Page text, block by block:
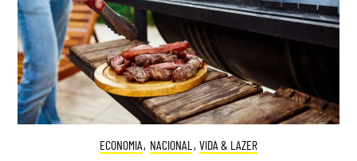
ECONOMIA, NACIONAL , VIDA & LAZER